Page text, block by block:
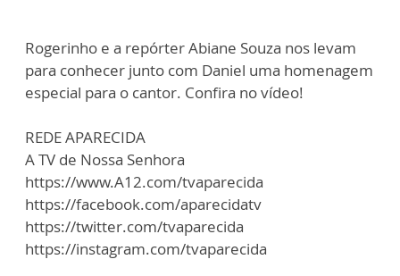
Rogerinho e a repórter Abiane Souza nos levam
para conhecer junto com Daniel uma homenagem
especial para o cantor. Confira no vídeo!
REDE APARECIDA
A TV de Nossa Senhora
https://www.A12.com/tvaparecida
https://facebook.com/aparecidatv
https://twitter.com/tvaparecida
https://instagram.com/tvaparecida